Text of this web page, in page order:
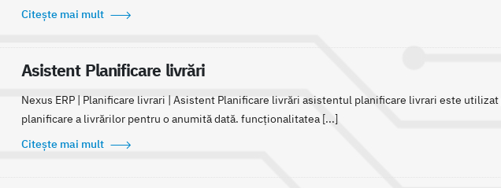
Citește mai mult
Asistent Planificare livrări
Nexus ERP | Planificare livrari | Asistent Planificare livrări asistentul planificare livrari este
planificare a livrărilor pentru o anumită dată. funcționalitatea [...]
Citește mai mult